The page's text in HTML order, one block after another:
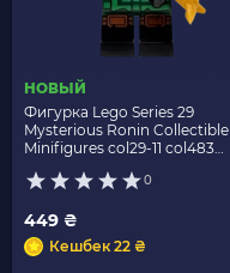
НОВЫЙ
Фигурка Lego Series 29
Mysterious Ronin Collectible
Minifigures col29-11 col483
0
449 ₴
Кешбек 22 ₴